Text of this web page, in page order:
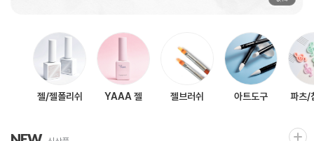
젤/젤폴리쉬 YAAA 젤 젤브러쉬 아트도구 파츠/